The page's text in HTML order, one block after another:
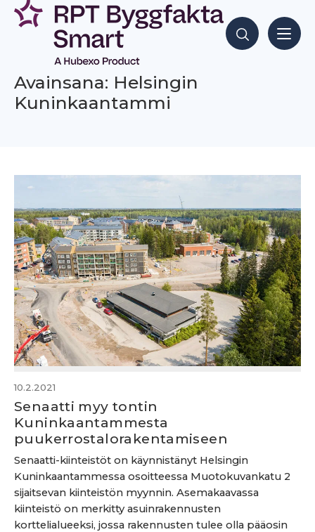
Siirry
sisältöön
Hae sisältöjä
Avainsana: Helsingin
Kuninkaantammi
10.2.2021
Senaatti myy tontin
Kuninkaantammesta
puukerrostalorakentamiseen
Senaatti-kiinteistöt on käynnistänyt Helsingin
Kuninkaantammessa osoitteessa Muotokuvankatu 2
sijaitsevan kiinteistön myynnin. Asemakaavassa
kiinteistö on merkitty asuinrakennusten
korttelialueeksi, jossa rakennusten tulee olla pääosin